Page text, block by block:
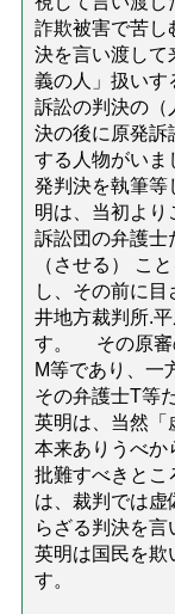
詐欺被害で苦し
決を言い渡し
義の人」扱いす
訴訟の判決の（
決の後に原発訴
する人物がいま
発判決を執筆等
明は、当初より
訴訟団の弁護士
（させる） こ
し、その前に
井地方裁判所.
す。 その原審
M等であり、一
その弁護士T等
英明は、当然「
本来ありうべか
批難すべきとこ
は、裁判では
らざる判決を言
英明は国民を欺
す。